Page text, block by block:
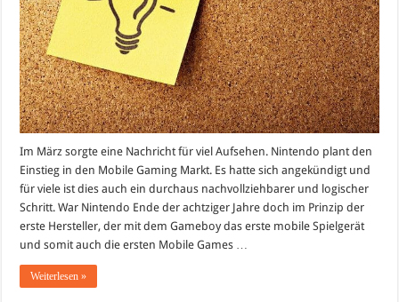
Im März sorgte eine Nachricht für viel Aufsehen. Nintendo plant den
Einstieg in den Mobile Gaming Markt. Es hatte sich angekündigt und
für viele ist dies auch ein durchaus nachvollziehbarer und logischer
Schritt. War Nintendo Ende der achtziger Jahre doch im Prinzip der
erste Hersteller, der mit dem Gameboy das erste mobile Spielgerät
und somit auch die ersten Mobile Games …
Weiterlesen »